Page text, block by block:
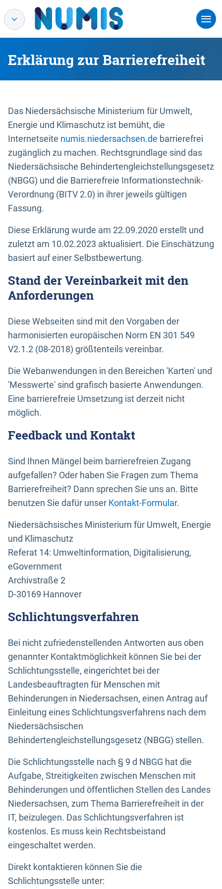
Erklärung zur Barrierefreiheit
Das Niedersächsische Ministerium für Umwelt,
Energie und Klimaschutz ist bemüht, die
Internetseite numis.niedersachsen.de barrierefrei
zugänglich zu machen. Rechtsgrundlage sind das
Niedersächsische Behindertengleichstellungsgesetz
(NBGG) und die Barrierefreie Informationstechnik-
Verordnung (BITV 2.0) in ihrer jeweils gültigen
Fassung.
Diese Erklärung wurde am 22.09.2020 erstellt und
zuletzt am 10.02.2023 aktualisiert. Die Einschätzung
basiert auf einer Selbstbewertung.
Stand der Vereinbarkeit mit den
Anforderungen
Diese Webseiten sind mit den Vorgaben der
harmonisierten europäischen Norm EN 301 549
V2.1.2 (08-2018) größtenteils vereinbar.
Die Webanwendungen in den Bereichen 'Karten' und
'Messwerte' sind grafisch basierte Anwendungen.
Eine barrierefreie Umsetzung ist derzeit nicht
möglich.
Feedback und Kontakt
Sind Ihnen Mängel beim barrierefreien Zugang
aufgefallen? Oder haben Sie Fragen zum Thema
Barrierefreiheit? Dann sprechen Sie uns an. Bitte
benutzen Sie dafür unser Kontakt-Formular.
Niedersächsisches Ministerium für Umwelt, Energie
und Klimaschutz
Referat 14: Umweltinformation, Digitalisierung,
eGovernment
Archivstraße 2
D-30169 Hannover
Schlichtungsverfahren
Bei nicht zufriedenstellenden Antworten aus oben
genannter Kontaktmöglichkeit können Sie bei der
Schlichtungsstelle, eingerichtet bei der
Landesbeauftragten für Menschen mit
Behinderungen in Niedersachsen, einen Antrag auf
Einleitung eines Schlichtungsverfahrens nach dem
Niedersächsischen
Behindertengleichstellungsgesetz (NBGG) stellen.
Die Schlichtungsstelle nach § 9 d NBGG hat die
Aufgabe, Streitigkeiten zwischen Menschen mit
Behinderungen und öffentlichen Stellen des Landes
Niedersachsen, zum Thema Barrierefreiheit in der
IT, beizulegen. Das Schlichtungsverfahren ist
kostenlos. Es muss kein Rechtsbeistand
eingeschaltet werden.
Direkt kontaktieren können Sie die
Schlichtungsstelle unter: